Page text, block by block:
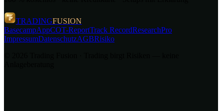
TRADINGFUSION
BasecampAppCOT-ReportTrack RecordResearchPro
ImpressumDatenschutzAGBRisiko